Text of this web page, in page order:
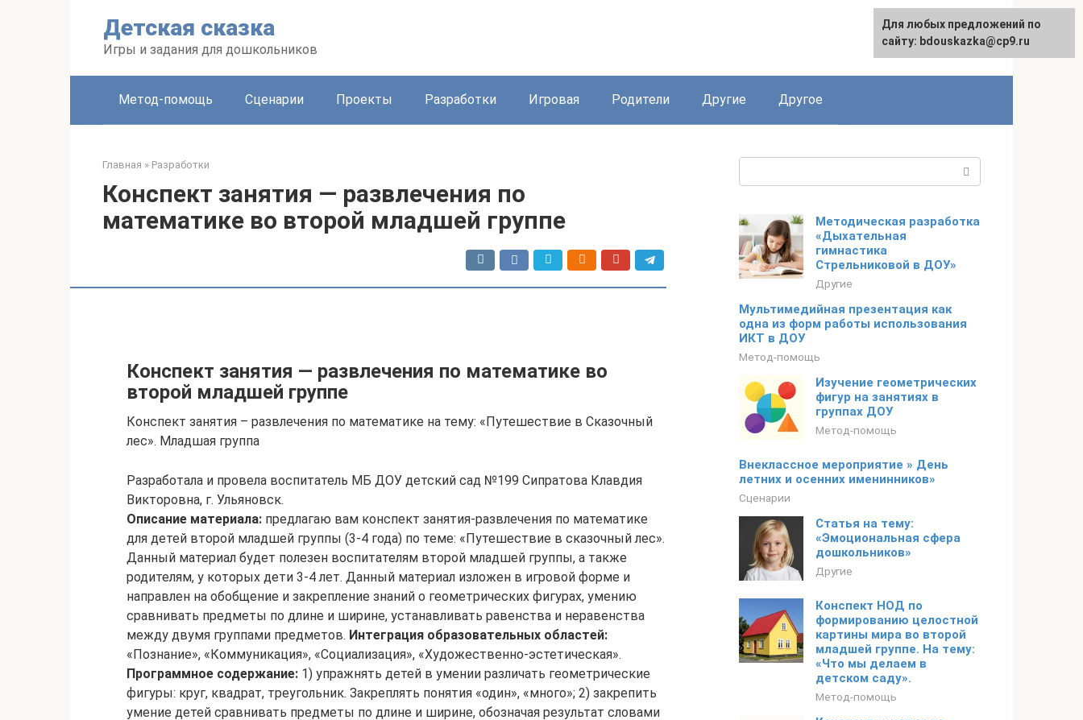
Детская сказка
Игры и задания для дошкольников
Метод-помощь Сценарии Проекты Разработки Игровая Родители Другие Другое
Главная » Разработки
Конспект занятия — развлечения по
математике во второй младшей группе
Конспект занятия — развлечения по математике во
второй младшей группе
Конспект занятия – развлечения по математике на тему: «Путешествие в Сказочный
лес». Младшая группа
Разработала и провела воспитатель МБ ДОУ детский сад №199 Сипратова Клавдия
Викторовна, г. Ульяновск.
Описание материала: предлагаю вам конспект занятия-развлечения по математике
для детей второй младшей группы (3-4 года) по теме: «Путешествие в сказочный лес».
Данный материал будет полезен воспитателям второй младшей группы, а также
родителям, у которых дети 3-4 лет. Данный материал изложен в игровой форме и
направлен на обобщение и закрепление знаний о геометрических фигурах, умению
сравнивать предметы по длине и ширине, устанавливать равенства и неравенства
между двумя группами предметов. Интеграция образовательных областей:
«Познание», «Коммуникация», «Социализация», «Художественно-эстетическая».
Программное содержание: 1) упражнять детей в умении различать геометрические
фигуры: круг, квадрат, треугольник. Закреплять понятия «один», «много»; 2) закрепить
умение детей сравнивать предметы по длине и ширине, обозначая результат словами
Методическая разработка
«Дыхательная
гимнастика
Стрельниковой в ДОУ»
Другие
Мультимедийная презентация как
одна из форм работы использования
ИКТ в ДОУ
Метод-помощь
Изучение геометрических
фигур на занятиях в
группах ДОУ
Метод-помощь
Внеклассное мероприятие » День
летних и осенних именинников»
Сценарии
Статья на тему:
«Эмоциональная сфера
дошкольников»
Другие
Конспект НОД по
формированию целостной
картины мира во второй
младшей группе. На тему:
«Что мы делаем в
детском саду».
Метод-помощь
Для любых предложений по
сайту: bdouskazka@cp9.ru